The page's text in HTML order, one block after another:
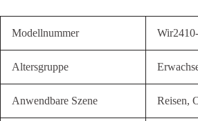
Modellnummer
Altersgruppe
Anwendbare Szene Reisen,